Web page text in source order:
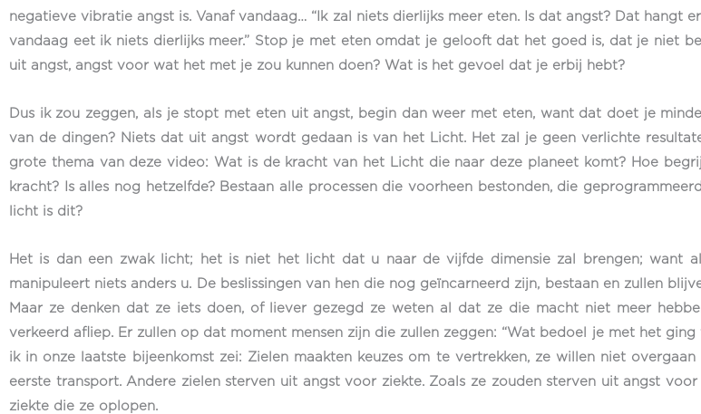
negatieve vibratie angst is. Vanaf vandaag… “Ik zal niets dierlijks meer eten. Is dat angst? Dat hangt
vandaag eet ik niets dierlijks meer.” Stop je met eten omdat je gelooft dat het goed is, dat je niet
uit angst, angst voor wat het met je zou kunnen doen? Wat is het gevoel dat je erbij hebt?
Dus ik zou zeggen, als je stopt met eten uit angst, begin dan weer met eten, want dat doet je
van de dingen? Niets dat uit angst wordt gedaan is van het Licht. Het zal je geen verlichte
grote thema van deze video: Wat is de kracht van het Licht die naar deze planeet komt? Hoe
kracht? Is alles nog hetzelfde? Bestaan alle processen die voorheen bestonden, die
licht is dit?
Het is dan een zwak licht; het is niet het licht dat u naar de vijfde dimensie zal brengen; want
manipuleert niets anders u. De beslissingen van hen die nog geïncarneerd zijn, bestaan en zullen
Maar ze denken dat ze iets doen, of liever gezegd ze weten al dat ze die macht niet meer
verkeerd afliep. Er zullen op dat moment mensen zijn die zullen zeggen: “Wat bedoel je met het
ik in onze laatste bijeenkomst zei: Zielen maakten keuzes om te vertrekken, ze willen niet
eerste transport. Andere zielen sterven uit angst voor ziekte. Zoals ze zouden sterven uit angst
ziekte die ze oplopen.